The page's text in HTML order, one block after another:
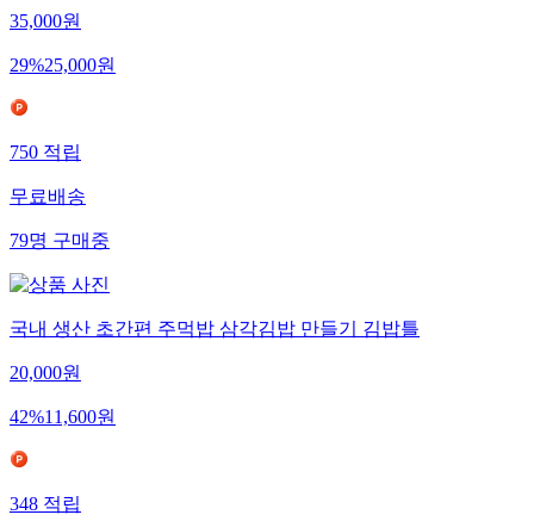
35,000원
29%25,000원
750적립
무료배송
79명구매중
국내 생산 초간편 주먹밥 삼각김밥 만들기 김밥틀
20,000원
42%11,600원
348적립